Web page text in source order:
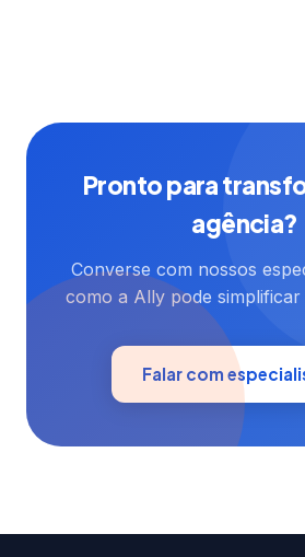
Pronto para
agência?
Converse com nossos
como a Ally pode
Falar com